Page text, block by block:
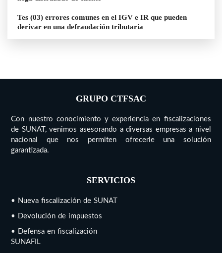
Tes (03) errores comunes en el IGV e IR que pueden
derivar en una defraudación tributaria
GRUPO CTFSAC
Con nuestro conocimiento y experiencia en fiscalizaciones
de SUNAT, venimos asesorando a diversas empresas a nivel
nacional que nos permiten ofrecerle una solución
garantizada.
SERVICIOS
• Nueva fiscalización de SUNAT
• Devolución de impuestos
• Defensa en fiscalización
SUNAFIL